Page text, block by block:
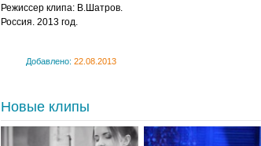
Режиссер клипа: В.Шатров.
Россия. 2013 год.
Добавлено: 22.08.2013
Новые клипы